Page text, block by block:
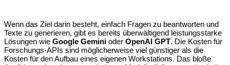
Wenn das Ziel darin besteht, einfach Fragen zu beantworten und
Texte zu generieren, gibt es bereits überwältigend leistungsstarke
Lösungen wie Google Gemini oder OpenAI GPT. Die Kosten für
Forschungs-APIs sind möglicherweise viel günstiger als die
Kosten für den Aufbau eines eigenen Workstations. Das bloße